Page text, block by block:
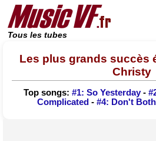
Tous les tubes
Les plus grands succès
Christy
Top songs: #1: So Yesterday-
Complicated - #4: Don't